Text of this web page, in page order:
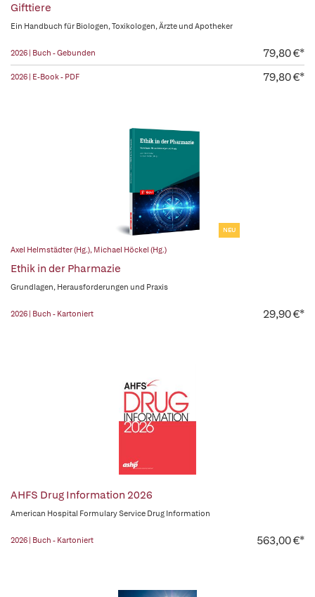
Gifttiere
Ein Handbuch für Biologen, Toxikologen, Ärzte und Apotheker
2026 | Buch - Gebunden 79,80 €*
2026 | E-Book - PDF 79,80 €*
NEU
Axel Helmstädter (Hg.), Michael Höckel (Hg.)
Ethik in der Pharmazie
Grundlagen, Herausforderungen und Praxis
2026 | Buch - Kartoniert 29,90 €*
AHFS Drug Information 2026
American Hospital Formulary Service Drug Information
2026 | Buch - Kartoniert 563,00 €*